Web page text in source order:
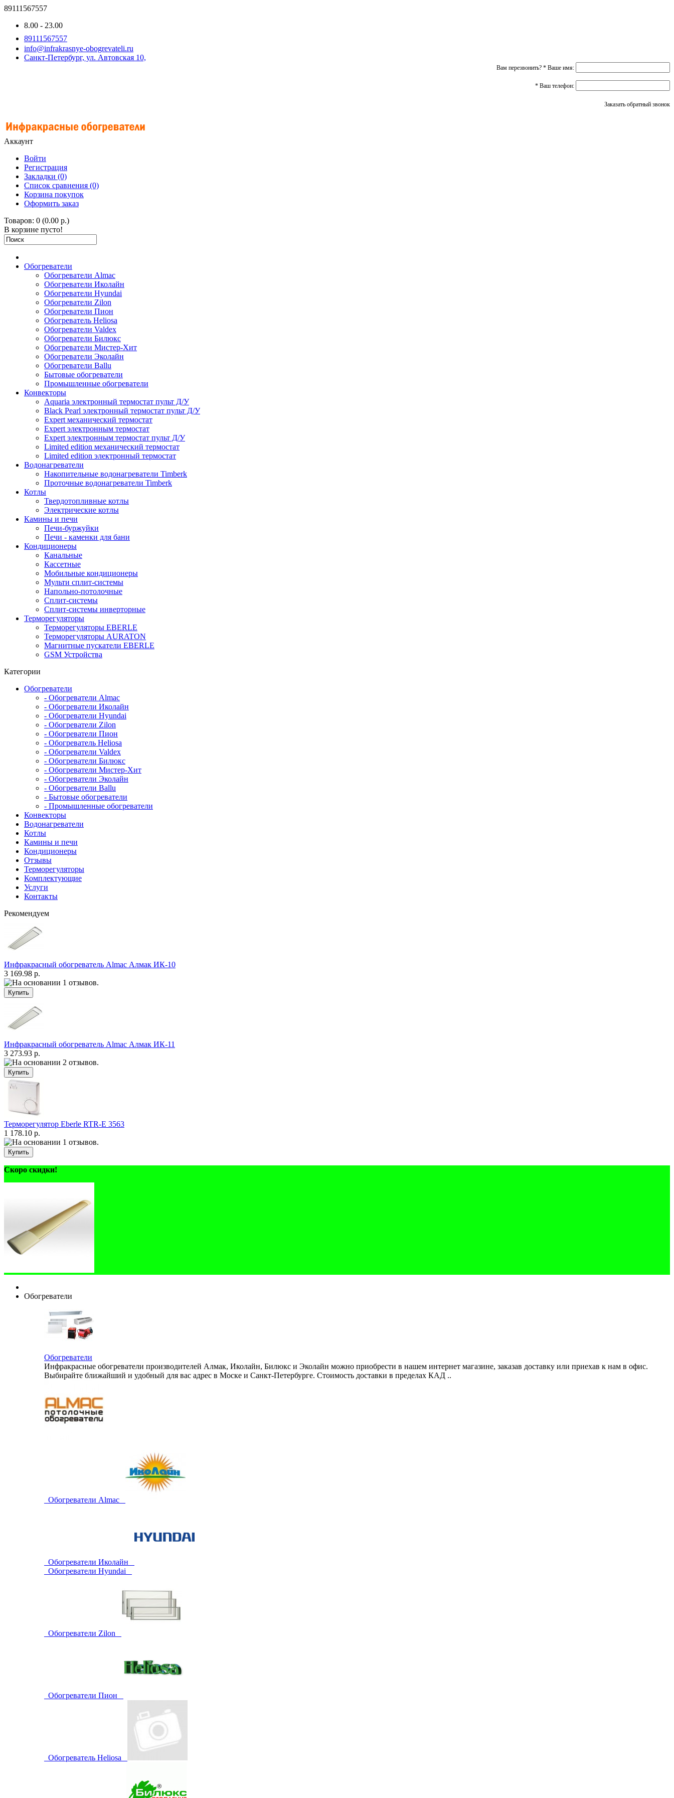
89111567557
8.00 - 23.00
89111567557
info@infrakrasnye-obogrevateli.ru
Санкт-Петербург, ул. Автовская 10,
Вам перезвонить? * Ваше имя:
* Ваш телефон:
Заказать обратный звонок
Аккаунт
Войти
Регистрация
Закладки (0)
Список сравнения (0)
Корзина покупок
Оформить заказ
Товаров: 0 (0.00 р.)
В корзине пусто!
Обогреватели
Обогреватели Almac
Обогреватели Иколайн
Обогреватели Hyundai
Обогреватели Zilon
Обогреватели Пион
Обогреватель Heliosa
Обогреватели Valdex
Обогреватели Билюкс
Обогреватели Мистер-Хит
Обогреватели Эколайн
Обогреватели Ballu
Бытовые обогреватели
Промышленные обогреватели
Конвекторы
Aquaria электронный термостат пульт Д/У
Black Pearl электронный термостат пульт Д/У
Expert механический термостат
Expert электронным термостат
Expert электронным термостат пульт Д/У
Limited edition механический термостат
Limited edition электронный термостат
Водонагреватели
Накопительные водонагреватели Timberk
Проточные водонагреватели Timberk
Котлы
Твердотопливные котлы
Электрические котлы
Камины и печи
Печи-буржуйки
Печи - каменки для бани
Кондиционеры
Канальные
Кассетные
Мобильные кондиционеры
Мульти сплит-системы
Напольно-потолочные
Сплит-системы
Сплит-системы инверторные
Терморегуляторы
Терморегуляторы EBERLE
Терморегуляторы AURATON
Магнитные пускатели EBERLE
GSM Устройства
Категории
Обогреватели
- Обогреватели Almac
- Обогреватели Иколайн
- Обогреватели Hyundai
- Обогреватели Zilon
- Обогреватели Пион
- Обогреватель Heliosa
- Обогреватели Valdex
- Обогреватели Билюкс
- Обогреватели Мистер-Хит
- Обогреватели Эколайн
- Обогреватели Ballu
- Бытовые обогреватели
- Промышленные обогреватели
Конвекторы
Водонагреватели
Котлы
Камины и печи
Кондиционеры
Отзывы
Терморегуляторы
Комплектующие
Услуги
Контакты
Рекомендуем
Инфракрасный обогреватель Almac Алмак ИК-10
3 169.98 р.
Инфракрасный обогреватель Almac Алмак ИК-11
3 273.93 р.
Терморегулятор Eberle RTR-E 3563
1 178.10 р.
Скоро скидки!
Обогреватели
Обогреватели
Инфракрасные обогреватели производителей Алмак, Иколайн, Билюкс и Эколайн можно приобрести в нашем интернет магазине, заказав доставку или приехав к нам в офис.
Выбирайте ближайший и удобный для вас адрес в Моске и Санкт-Петербурге. Стоимость доставки в пределах КАД ..
Обогреватели Almac
Обогреватели Иколайн
Обогреватели Hyundai
Обогреватели Zilon
Обогреватели Пион
Обогреватель Heliosa